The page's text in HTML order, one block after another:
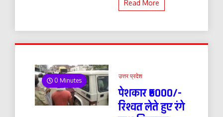
Read More
0 Minutes
उत्तर प्रदेश
पेशकार ₹5000/-
रिश्वत लेते हुए रंगे